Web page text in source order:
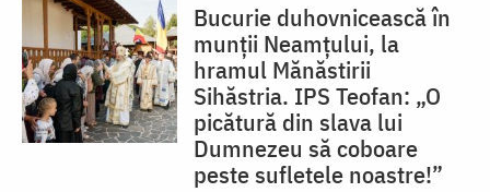
Bucurie duhovnicească în
munții Neamțului, la
hramul Mănăstirii
Sihăstria. IPS Teofan: „O
picătură din slava lui
Dumnezeu să coboare
peste sufletele noastre!”